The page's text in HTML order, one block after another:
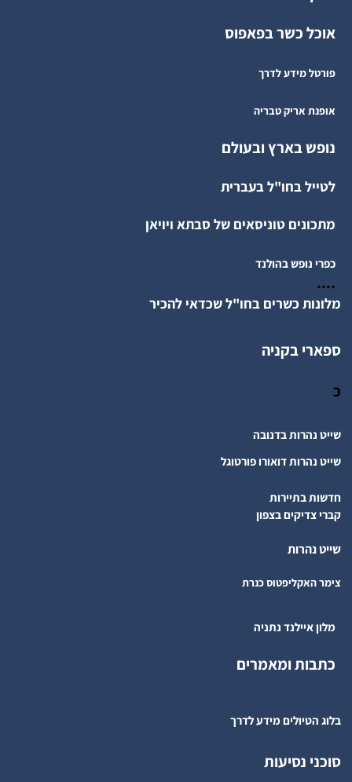
אוכל כשר בפאפוס
פורטל מידע לדרך
אופנת אריק טבריה
נופש בארץ ובעולם
לטייל בחו"ל בעברית
מתכונים טוניסאים של סבתא ויויאן
כפרי נופש בהולנד
....
מלונות כשרים בחו"ל שכדאי להכיר
ספארי בקניה
כ
שייט נהרות בדנובה
שייט נהרות דואורו פורטוגל
חדשות בתיירות
קברי צדיקים בצפון
שייט נהרות
צימר האקליפטוס כנרת
מלון איילנד נתניה
כתבות ומאמרים
בלוג הטיולים מידע לדרך
סוכני נסיעות